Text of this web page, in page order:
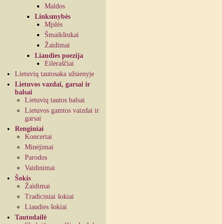
Maldos
Linksmybės
Mįslės
Šmaikštukai
Žaidimai
Liaudies poezija
Eilėraščiai
Lietuvių tautosaka užsienyje
Lietuvos vazdai, garsai ir
balsai
Lietuvių tautos balsai
Lietuvos gamtos vaizdai ir
garsai
Renginiai
Koncertai
Minėjimai
Parodos
Vaidinimai
Šokis
Žaidimai
Tradiciniai šokiai
Liaudies šokiai
Tautodailė